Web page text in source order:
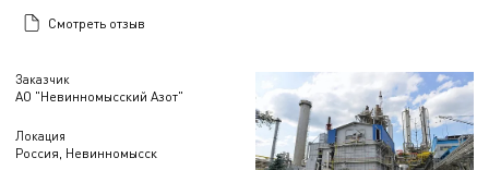
Заказчик
АО "Невинномысский Азот"
Локация
Россия, Невинномысск
Смотреть отзыв